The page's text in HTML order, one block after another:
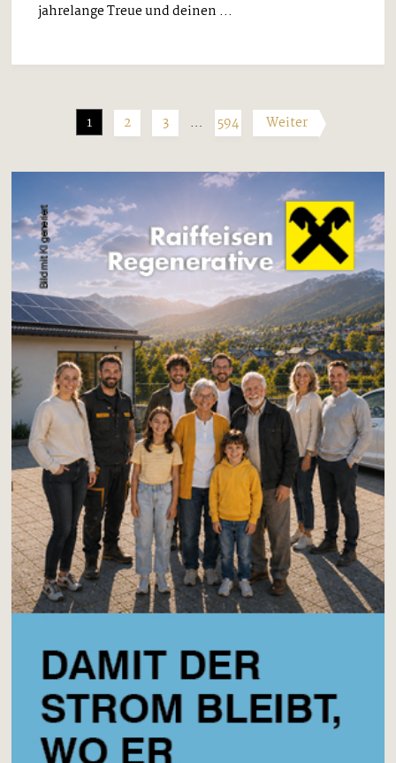
jahrelange Treue und deinen ...
1 2 3 … 594 Weiter